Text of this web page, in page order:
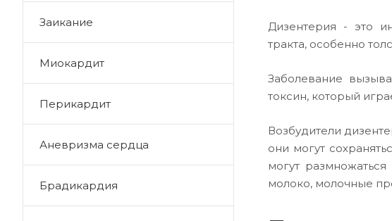
Дизентерия - это
тракта, особенно
Заболевание
токсин, который
Возбудители
они могут
могут
молоко, молочные
Заикание
Миокардит
Перикардит
Аневризма сердца
Брадикардия